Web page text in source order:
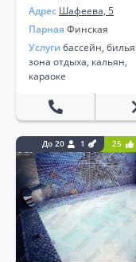
Адрес Шафеева, 5
Парная Финская
Услуги бассейн,
зона отдыха, кальян,
караоке
До 20 1 25